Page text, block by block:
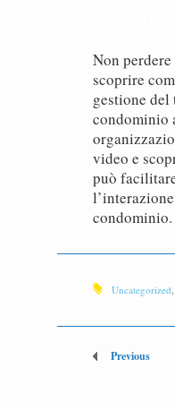
Non
scoprire
gestione
condominio
video e
può
condominio.
Uncategorized,
Previous